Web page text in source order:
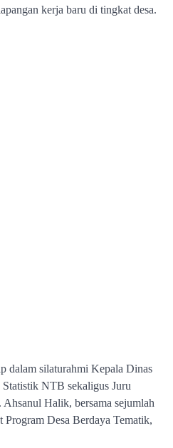
kerja baru di tingkat desa.
dalam silaturahmi Kepala Dinas
NTB sekaligus Juru
Halik, bersama sejumlah
Program Desa Berdaya Tematik,